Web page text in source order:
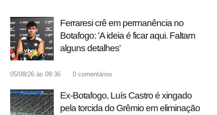
Ferraresi crê em permanência no
Botafogo: 'A ideia é ficar aqui. Faltam
alguns detalhes'
05/08/26 às 09:36 0 comentários
Ex-Botafogo, Luís Castro é xingado
pela torcida do Grêmio em eliminação